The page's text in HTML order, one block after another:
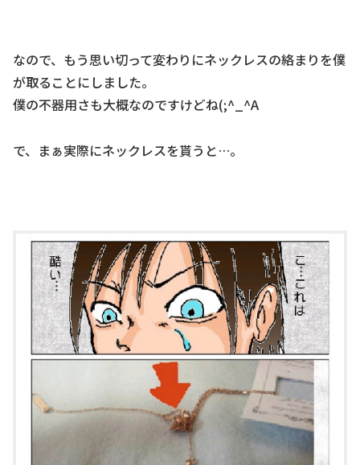
なので、もう思い切って変わりにネックレスの絡まりを僕
が取ることにしました。
僕の不器用さも大概なのですけどね(;^_^A
で、まぁ実際にネックレスを貰うと…。